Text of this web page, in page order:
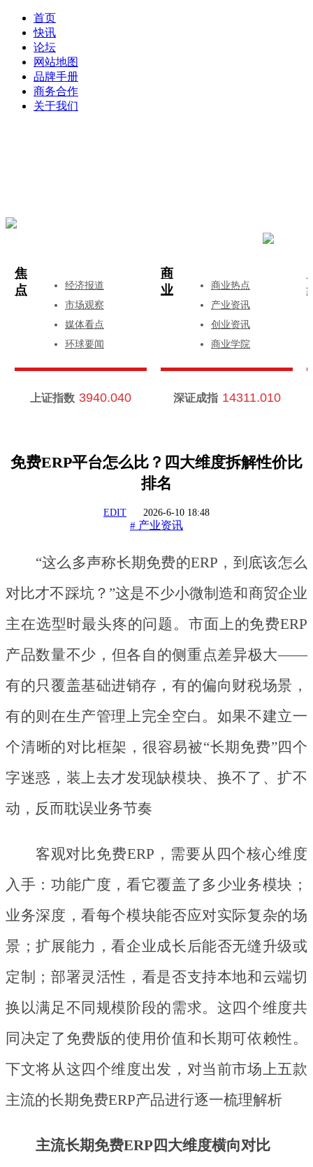
首页
快讯
论坛
网站地图
品牌手册
商务合作
关于我们
焦
点
经济报道
市场观察
媒体看点
环球要闻
商
业
商业热点
产业资讯
创业资讯
商业学院
上证指数 3940.040 深证成指 14311.010
免费ERP平台怎么比？四大维度拆解性价比
排名
EDIT 2026-6-10 18:48
# 产业资讯
“这么多声称长期免费的ERP，到底该怎么
对比才不踩坑？”这是不少小微制造和商贸企业
主在选型时最头疼的问题。市面上的免费ERP
产品数量不少，但各自的侧重点差异极大——
有的只覆盖基础进销存，有的偏向财税场景，
有的则在生产管理上完全空白。如果不建立一
个清晰的对比框架，很容易被“长期免费”四个
字迷惑，装上去才发现缺模块、换不了、扩不
动，反而耽误业务节奏
客观对比免费ERP，需要从四个核心维度
入手：功能广度，看它覆盖了多少业务模块；
业务深度，看每个模块能否应对实际复杂的场
景；扩展能力，看企业成长后能否无缝升级或
定制；部署灵活性，看是否支持本地和云端切
换以满足不同规模阶段的需求。这四个维度共
同决定了免费版的使用价值和长期可依赖性。
下文将从这四个维度出发，对当前市场上五款
主流的长期免费ERP产品进行逐一梳理解析
主流长期免费ERP四大维度横向对比